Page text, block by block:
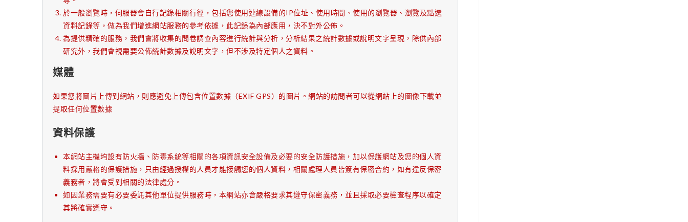
於一般瀏覽時，伺服器會自行記錄相關行徑，包括您使用連線設備的IP位址、使用時間、使用的瀏覽器、瀏覽及點選
資料記錄等，做為我們增進網站服務的參考依據，此記錄為內部應用，決不對外公佈。
為提供精確的服務，我們會將收集的問卷調查內容進行統計與分析，分析結果之統計數據或說明文字呈現，除供內部
研究外，我們會視需要公佈統計數據及說明文字，但不涉及特定個人之資料。
媒體
如果您將圖片上傳到網站，則應避免上傳包含位置數據（EXIF GPS）的圖片。網站的訪問者可以從網站上的圖像下載並
提取任何位置數據
資料保護
本網站主機均設有防火牆、防毒系統等相關的各項資訊安全設備及必要的安全防護措施，加以保護網站及您的個人資
料採用嚴格的保護措施，只由經過授權的人員才能接觸您的個人資料，相關處理人員皆簽有保密合約，如有違反保密
義務者，將會受到相關的法律處分。
如因業務需要有必要委託其他單位提供服務時，本網站亦會嚴格要求其遵守保密義務，並且採取必要檢查程序以確定
其將確實遵守。